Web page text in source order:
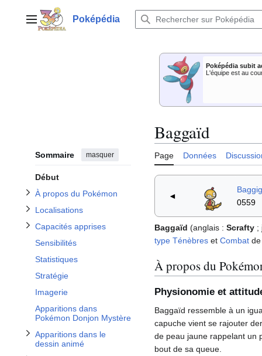
contenuMenu principalPoképédia
Poképédia subit
L'équipe est au
Sommaire masquer
Début
À propos du Pokémon
Afficher / masquer la sous-section À propos du Pokémon
Localisations
Afficher / masquer la sous-section Localisations
Capacités apprises
Afficher / masquer la sous-section Capacités apprises
Sensibilités
Statistiques
Stratégie
Imagerie
Apparitions dans
Pokémon Donjon Mystère
Apparitions dans le
dessin animé
Afficher / masquer la sous-section Apparitions dans le dessin animé
Afficher / masquer la sous-section Dans le Jeu de Cartes à Collectionner
Baggaïd
Page Données
◄
0559
Baggaïd (anglais : Scrafty ;
type Ténèbres et Combat de
À propos du
Physionomie et
Baggaïd ressemble à un
capuche vient se rajouter
de peau jaune rappelant un
bout de sa queue.